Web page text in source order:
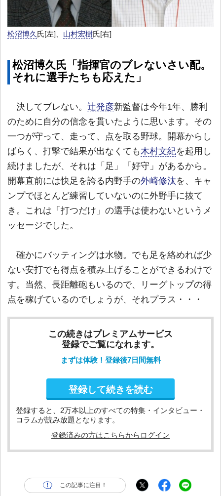
松沼博久 氏[左]、 山村宏樹氏[右]
松沼博久氏「指揮官のブレないさい配。
それに選手たちも応えた」
決してブレない。 辻発彦新監督は今年1年、勝利
のために自分の信念を貫いたように思います。その
一つが守って、走って、点を取る野球。開幕からし
ばらく、打撃で結果が出なくても 木村文紀を起用し
続けましたが、それは「足」「好守」があるから。
開幕直前には快足を誇る内野手の外崎修汰を、キャ
ンプでほとんど練習していないのに外野手に抜て
き。これは「打つだけ」の選手は使わないというメ
ッセージでした。
確かにバッティングは水物。でも足を絡めれば少
ない安打でも得点を積み上げることができるわけで
す。当然、長距離砲もいるので、リーグトップの得
点を稼げているのでしょうが、それプラス・・・
この続きはプレミアムサービス
登録でご覧になれます。
まずは体験！登録後7日間無料
登録して続きを読む
登録すると、2万本以上のすべての特集・インタビュー・
コラムが読み放題となります。
登録済みの方はこちらからログイン
この記事に注目！